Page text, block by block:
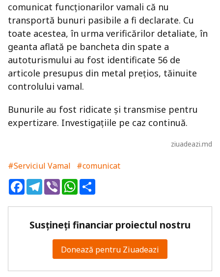
comunicat funcționarilor vamali că nu
transportă bunuri pasibile a fi declarate. Cu
toate acestea, în urma verificărilor detaliate, în
geanta aflată pe bancheta din spate a
autoturismului au fost identificate 56 de
articole presupus din metal prețios, tăinuite
controlului vamal.
Bunurile au fost ridicate și transmise pentru
expertizare. Investigațiile pe caz continuă.
ziuadeazi.md
#Serviciul Vamal
#comunicat
FacebookTelegram
ViberWhatsApp
Susțineți financiar proiectul nostru
Donează pentru Ziuadeazi